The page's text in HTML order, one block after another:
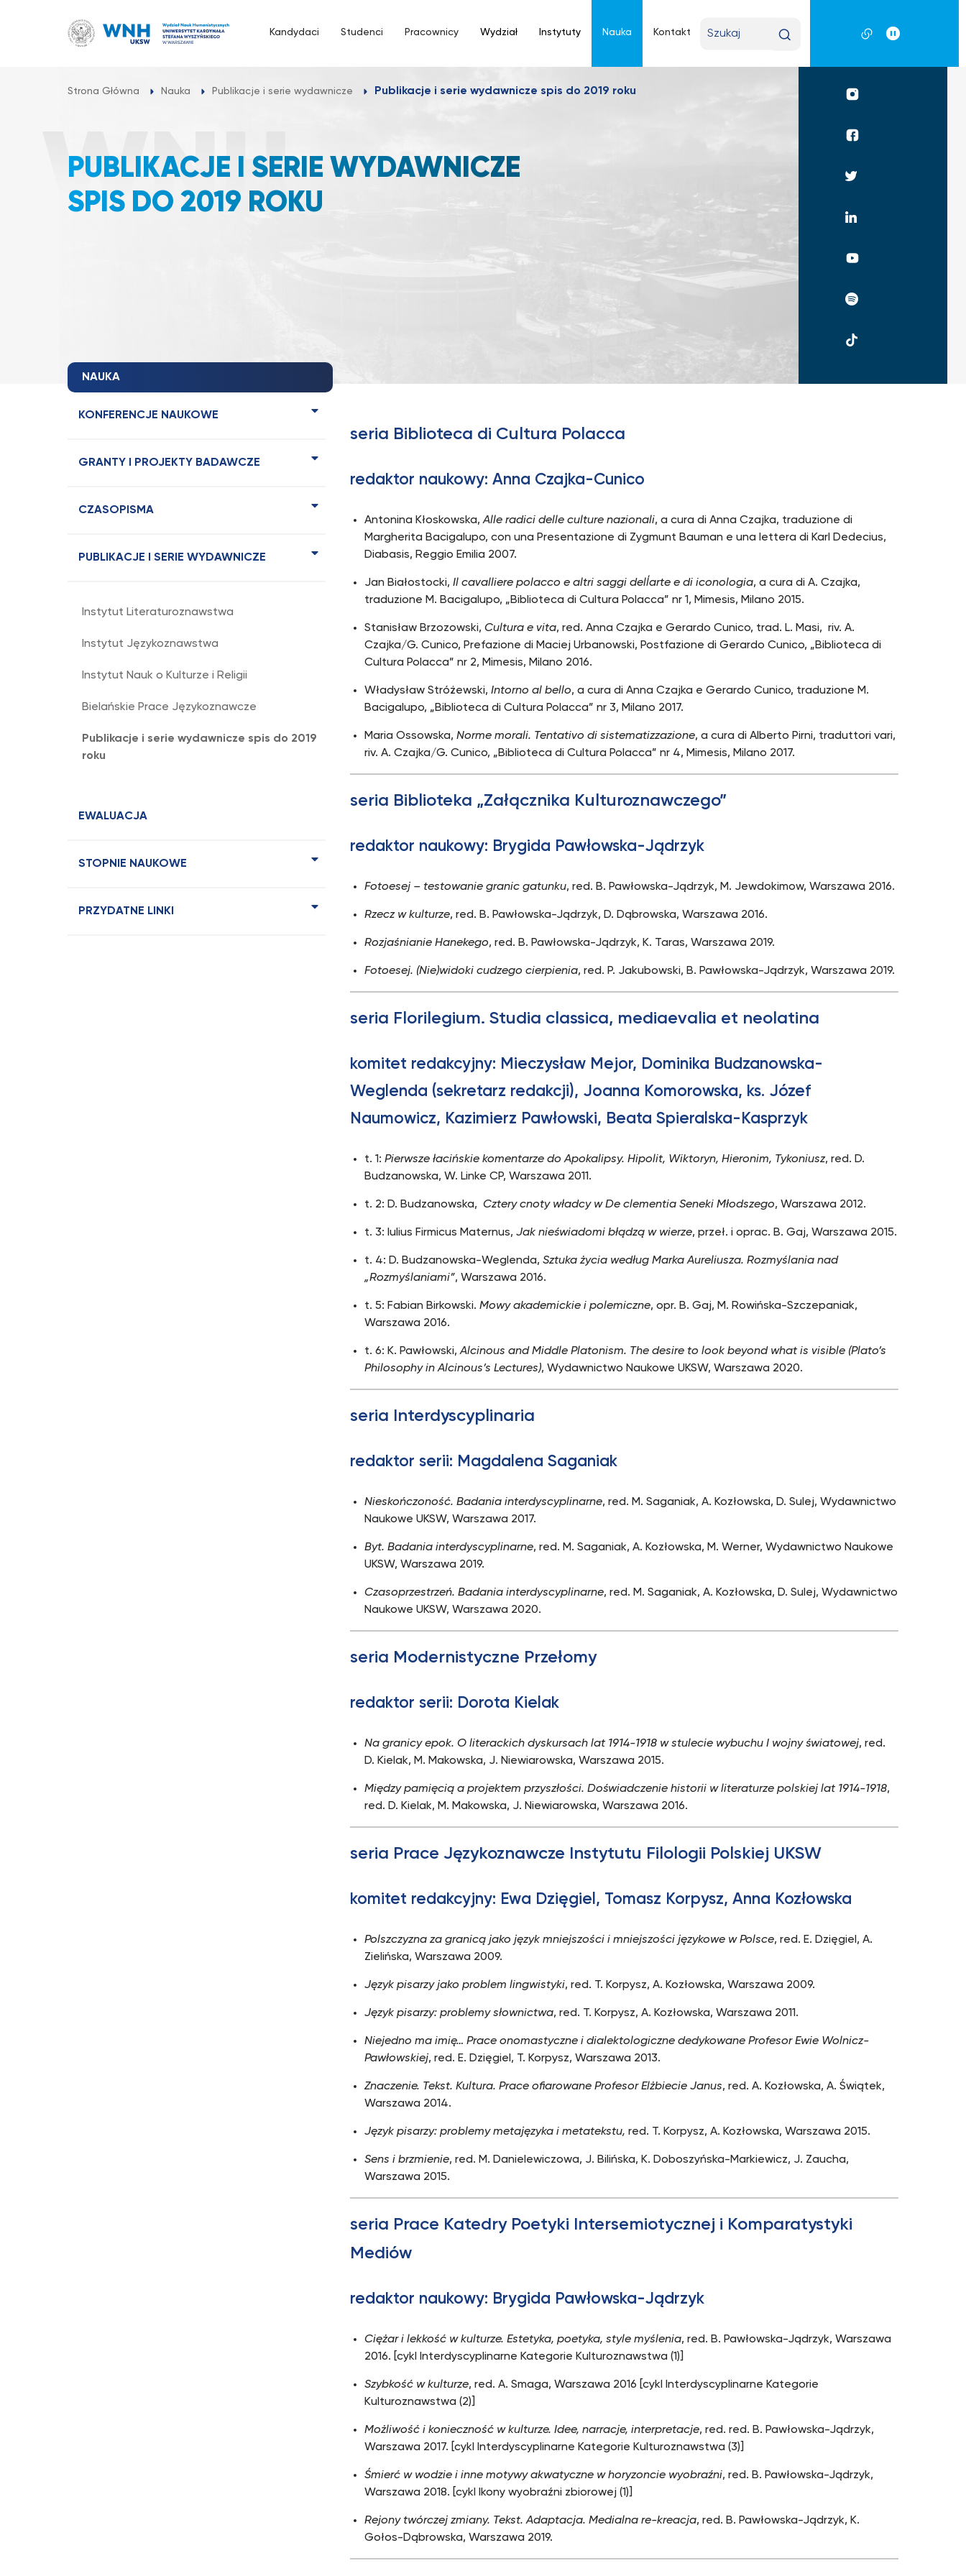
Kandydaci Studenci Pracownicy Wydział Instytuty Nauka Kontakt
wyszukiwaną
Strona Główna Nauka Publikacje i serie wydawnicze Publikacje i serie wydawnicze spis do 2019 roku
PUBLIKACJE I SERIE WYDAWNICZE
SPIS DO 2019 ROKU
Profil
Profil
Profil
Profil
Linkedin
UKSW
UKSW
UKSW
NAUKA
KONFERENCJE NAUKOWE
GRANTY I PROJEKTY BADAWCZE
CZASOPISMA
PUBLIKACJE I SERIE WYDAWNICZE
Instytut Literaturoznawstwa
Instytut Językoznawstwa
Instytut Nauk o Kulturze i Religii
Bielańskie Prace Językoznawcze
Publikacje i serie wydawnicze spis do 2019
roku
EWALUACJA
STOPNIE NAUKOWE
PRZYDATNE LINKI
seria Biblioteca di Cultura Polacca
redaktor naukowy: Anna Czajka-Cunico
Antonina Kłoskowska,Alle radici delle culture nazionali, a cura di Anna Czajka, traduzione di
Margherita Bacigalupo, con una Presentazione di Zygmunt Bauman e una lettera di Karl Dedecius,
Diabasis, Reggio Emilia 2007.
Jan Białostocki,Il cavalliere polacco e altri saggi dell̒arte e di iconologia, a cura di A. Czajka,
traduzione M. Bacigalupo, „Biblioteca di Cultura Polacca” nr 1, Mimesis, Milano 2015.
Stanisław Brzozowski,Cultura e vita, red. Anna Czajka e Gerardo Cunico, trad. L. Masi, riv. A.
Czajka/G. Cunico, Prefazione di Maciej Urbanowski, Postfazione di Gerardo Cunico, „Biblioteca di
Cultura Polacca” nr 2, Mimesis, Milano 2016.
Władysław Stróżewski,Intorno al bello, a cura di Anna Czajka e Gerardo Cunico, traduzione M.
Bacigalupo, „Biblioteca di Cultura Polacca” nr 3, Milano 2017.
Maria Ossowska,Norme morali. Tentativo di sistematizzazione, a cura di Alberto Pirni, traduttori vari,
riv. A. Czajka/G. Cunico, „Biblioteca di Cultura Polacca” nr 4, Mimesis, Milano 2017.
seria Biblioteka „Załącznika Kulturoznawczego”
redaktor naukowy: Brygida Pawłowska-Jądrzyk
Fotoesej – testowanie granic gatunku, red. B. Pawłowska-Jądrzyk, M. Jewdokimow, Warszawa 2016.
Rzecz w kulturze, red. B. Pawłowska-Jądrzyk, D. Dąbrowska, Warszawa 2016.
Rozjaśnianie Hanekego, red. B. Pawłowska-Jądrzyk, K. Taras, Warszawa 2019.
Fotoesej. (Nie)widoki cudzego cierpienia, red. P. Jakubowski, B. Pawłowska-Jądrzyk, Warszawa 2019.
seria Florilegium. Studia classica, mediaevalia et neolatina
komitet redakcyjny: Mieczysław Mejor, Dominika Budzanowska-
Weglenda (sekretarz redakcji), Joanna Komorowska, ks. Józef
Naumowicz, Kazimierz Pawłowski, Beata Spieralska-Kasprzyk
t. 1:Pierwsze łacińskie komentarze do Apokalipsy. Hipolit, Wiktoryn, Hieronim, Tykoniusz, red. D.
Budzanowska, W. Linke CP, Warszawa 2011.
t. 2: D. Budzanowska,Cztery cnoty władcy w De clementia Seneki Młodszego, Warszawa 2012.
t. 3: Iulius Firmicus Maternus,Jak nieświadomi błądzą w wierze, przeł. i oprac. B. Gaj, Warszawa 2015.
t. 4: D. Budzanowska-Weglenda,Sztuka życia według Marka Aureliusza. Rozmyślania nad
„Rozmyślaniami”, Warszawa 2016.
t. 5: Fabian Birkowski.Mowy akademickie i polemiczne, opr. B. Gaj, M. Rowińska-Szczepaniak,
Warszawa 2016.
t. 6: K. Pawłowski,Alcinous and Middle Platonism. The desire to look beyond what is visible (Plato’s
Philosophy in Alcinous’s Lectures), Wydawnictwo Naukowe UKSW, Warszawa 2020.
seria Interdyscyplinaria
redaktor serii: Magdalena Saganiak
Nieskończoność. Badania interdyscyplinarne, red. M. Saganiak, A. Kozłowska, D. Sulej, Wydawnictwo
Naukowe UKSW, Warszawa 2017.
Byt. Badania interdyscyplinarne, red. M. Saganiak, A. Kozłowska, M. Werner, Wydawnictwo Naukowe
UKSW, Warszawa 2019.
Czasoprzestrzeń. Badania interdyscyplinarne, red. M. Saganiak, A. Kozłowska, D. Sulej, Wydawnictwo
Naukowe UKSW, Warszawa 2020.
seria Modernistyczne Przełomy
redaktor serii: Dorota Kielak
Na granicy epok. O literackich dyskursach lat 1914-1918 w stulecie wybuchu I wojny światowej, red.
D. Kielak, M. Makowska, J. Niewiarowska, Warszawa 2015.
Między pamięcią a projektem przyszłości. Doświadczenie historii w literaturze polskiej lat 1914-1918,
red. D. Kielak, M. Makowska, J. Niewiarowska, Warszawa 2016.
seria Prace Językoznawcze Instytutu Filologii Polskiej UKSW
komitet redakcyjny: Ewa Dzięgiel, Tomasz Korpysz, Anna Kozłowska
Polszczyzna za granicą jako język mniejszości i mniejszości językowe w Polsce, red. E. Dzięgiel, A.
Zielińska, Warszawa 2009.
Język pisarzy jako problem lingwistyki, red. T. Korpysz, A. Kozłowska, Warszawa 2009.
Język pisarzy: problemy słownictwa, red. T. Korpysz, A. Kozłowska, Warszawa 2011.
Niejedno ma imię… Prace onomastyczne i dialektologiczne dedykowane Profesor Ewie Wolnicz-
Pawłowskiej, red. E. Dzięgiel, T. Korpysz, Warszawa 2013.
Znaczenie. Tekst. Kultura. Prace ofiarowane Profesor Elżbiecie Janus, red. A. Kozłowska, A. Świątek,
Warszawa 2014.
Język pisarzy: problemy metajęzyka i metatekstu, red. T. Korpysz, A. Kozłowska, Warszawa 2015.
Sens i brzmienie, red. M. Danielewiczowa, J. Bilińska, K. Doboszyńska-Markiewicz, J. Zaucha,
Warszawa 2015.
seria Prace Katedry Poetyki Intersemiotycznej i Komparatystyki
Mediów
redaktor naukowy: Brygida Pawłowska-Jądrzyk
Ciężar i lekkość w kulturze. Estetyka, poetyka, style myślenia, red. B. Pawłowska-Jądrzyk, Warszawa
2016. [cykl Interdyscyplinarne Kategorie Kulturoznawstwa (1)]
Szybkość w kulturze, red. A. Smaga, Warszawa 2016 [cykl Interdyscyplinarne Kategorie
Kulturoznawstwa (2)]
Możliwość i konieczność w kulturze. Idee, narracje, interpretacje, red. red. B. Pawłowska-Jądrzyk,
Warszawa 2017. [cykl Interdyscyplinarne Kategorie Kulturoznawstwa (3)]
Śmierć w wodzie i inne motywy akwatyczne w horyzoncie wyobraźni, red. B. Pawłowska-Jądrzyk,
Warszawa 2018. [cykl Ikony wyobraźni zbiorowej (1)]
Rejony twórczej zmiany. Tekst. Adaptacja. Medialna re-kreacja, red. B. Pawłowska-Jądrzyk, K.
Gołos-Dąbrowska, Warszawa 2019.